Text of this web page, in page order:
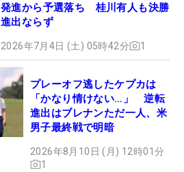
発進から予選落ち 桂川有人も決勝
進出ならず
2026年7月4日 (土) 05時42分 1
プレーオフ逃したケプカは
「かなり情けない…」 逆転
進出はブレナンただ一人、米
男子最終戦で明暗
2026年8月10日 (月) 12時01分
1